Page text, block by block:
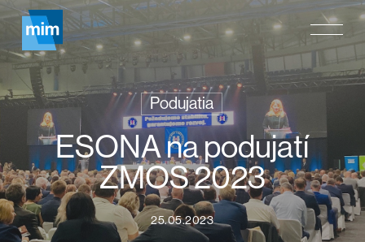
Skip
main
content
Menu
Podujatia
ESONA na podujatí
ZMOS 2023
25.05.2023